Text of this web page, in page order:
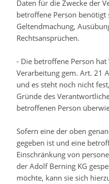
Daten für die Zwecke der
betroffene Person benötigt
Geltendmachung,
Rechtsansprüchen.
- Die betroffene Person
Verarbeitung gem. Art. 21
und es steht noch nicht
Gründe des
betroffenen Person
Sofern eine der oben
gegeben ist und eine
Einschränkung von
der Adolf Berning KG
möchte, kann sie sich